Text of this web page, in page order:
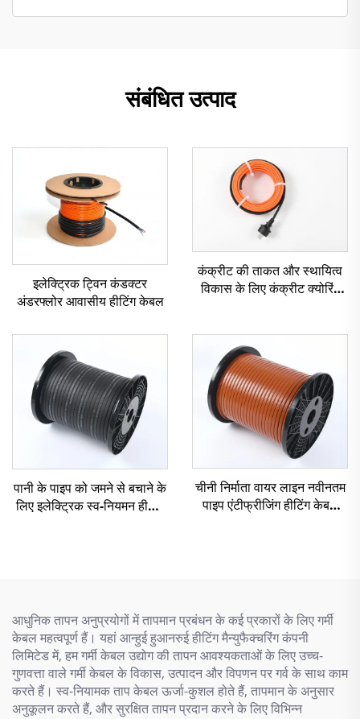
संबंधित उत्पाद
इलेक्ट्रिक ट्विन कंडक्टर
अंडरफ्लोर आवासीय हीटिंग केबल
कंक्रीट की ताकत और स्थायित्व
विकास के लिए कंक्रीट क्योरिंग
पानी के पाइप को जमने से बचाने के
लिए इलेक्ट्रिक स्व-नियमन हीटिंग
चीनी निर्माता वायर लाइन नवीनतम
पाइप एंटीफ्रीजिंग हीटिंग केबल
आधुनिक तापन अनुप्रयोगों में तापमान प्रबंधन के कई प्रकारों के लिए गर्मी
केबल महत्वपूर्ण हैं। यहां आन्हुई हुआनरुई हीटिंग मैन्युफैक्चरिंग कंपनी
लिमिटेड में, हम गर्मी केबल उद्योग की तापन आवश्यकताओं के लिए उच्च-
गुणवत्ता वाले गर्मी केबल के विकास, उत्पादन और विपणन पर गर्व के साथ काम
करते हैं। स्व-नियामक ताप केबल ऊर्जा-कुशल होते हैं, तापमान के अनुसार
अनुकूलन करते हैं, और सुरक्षित तापन प्रदान करने के लिए विभिन्न